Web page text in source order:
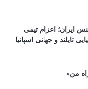
ایران؛ اعزام تیمی
تایلند و جهانی اسپانیا
من»